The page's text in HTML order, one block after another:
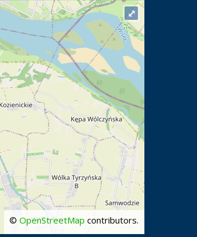
©OpenStreetMap contributors.
⤢